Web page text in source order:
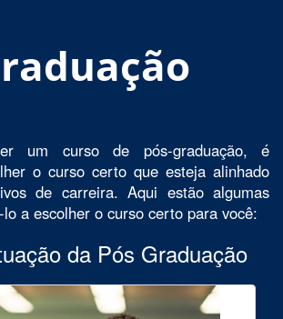
um curso de pós-graduação, é
o curso certo que esteja alinhado
de carreira. Aqui estão algumas
a escolher o curso certo para você:
da Pós Graduação